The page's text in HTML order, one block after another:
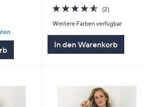
4.5
von
5
(2)2
Weitere Farben verfügbar
In den Warenkorb